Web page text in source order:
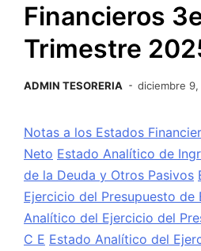
Financieros
Trimestre
ADMIN TESORERIA diciembre 9,
Notas a los Estados
Neto Estado Analítico de
de la Deuda y Otros Pasivos
Ejercicio del Presupuesto de
Analítico del Ejercicio del
C E Estado Analítico del